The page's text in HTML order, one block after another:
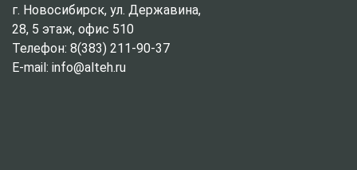
г. Новосибирск, ул. Державина,
28, 5 этаж, офис 510
Телефон: 8(383) 211-90-37
E-mail: info@alteh.ru